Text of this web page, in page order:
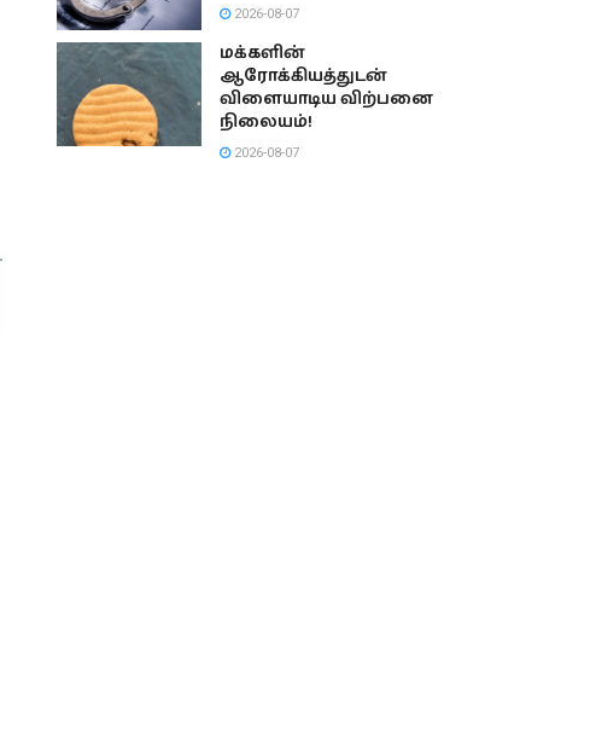
2026-08-07
மக்களின்
ஆரோக்கியத்துடன்
விளையாடிய விற்பனை
நிலையம்!
2026-08-07